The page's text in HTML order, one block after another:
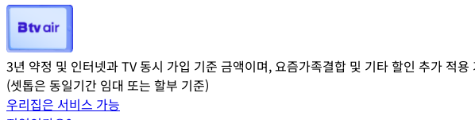
3년 약정 및 인터넷과 TV 동시 가입 기준 금액이며, 요즘가족결합 및 기타 할인 추가 적용
(셋톱은 동일기간 임대 또는 할부 기준)
우리집은 서비스 가능